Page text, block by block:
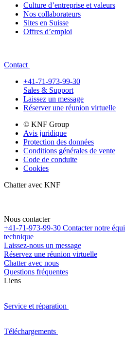
Culture d’entreprise et valeurs
Nos collaborateurs
Sites en Suisse
Offres d’emploi
Contact
+41-71-973-99-30
Sales & Support
Laissez un message
Réserver une réunion virtuelle
© KNF Group
Avis juridique
Protection des données
Conditions générales de vente
Code de conduite
Cookies
Chatter avec KNF
Nous contacter
+41-71-973-99-30 Contacter notre
technique
Laissez-nous un message
Réservez une réunion virtuelle
Chatter avec nous
Questions fréquentes
Liens
Service et réparation
Téléchargements